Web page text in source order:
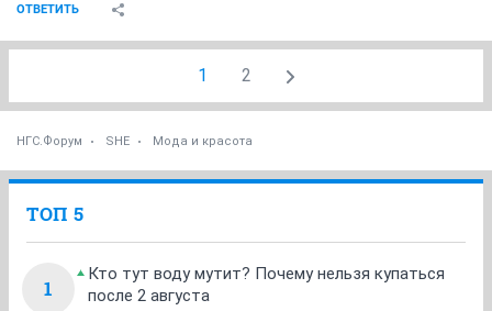
ОТВЕТИТЬ
1 2
НГС.Форум SHE Мода и красота
ТОП 5
1
Кто тут воду мутит? Почему нельзя купаться
после 2 августа